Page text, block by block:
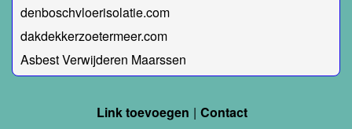
denboschvloerisolatie.com
dakdekkerzoetermeer.com
Asbest Verwijderen Maarssen
Link toevoegen Contact